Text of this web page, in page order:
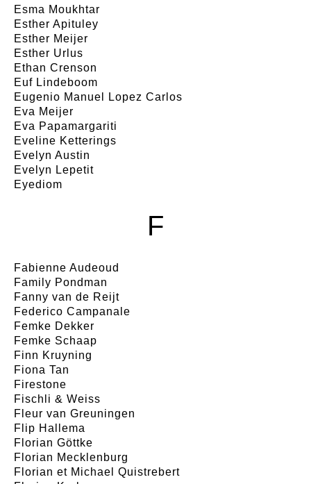
Esma Moukhtar
Esther Apituley
Esther Meijer
Esther Urlus
Ethan Crenson
Euf Lindeboom
Eugenio Manuel Lopez Carlos
Eva Meijer
Eva Papamargariti
Eveline Ketterings
Evelyn Austin
Evelyn Lepetit
Eyediom
F
Fabienne Audeoud
Family Pondman
Fanny van de Reijt
Federico Campanale
Femke Dekker
Femke Schaap
Finn Kruyning
Fiona Tan
Firestone
Fischli & Weiss
Fleur van Greuningen
Flip Hallema
Florian Göttke
Florian Mecklenburg
Florian et Michael Quistrebert